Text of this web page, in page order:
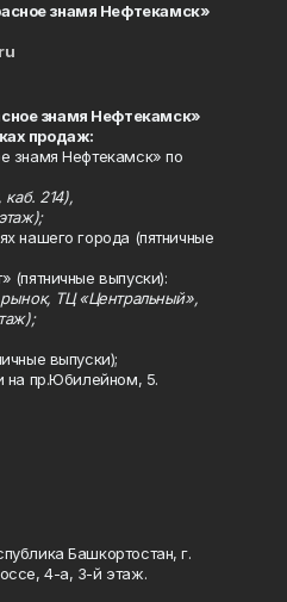
знамя Нефтекамск»
знамя Нефтекамск»
продаж:
знамя Нефтекамск» по
214),
нашего города (пятничные
(пятничные выпуски):
ТЦ «Центральный»,
выпуски);
на пр.Юбилейном, 5.
Башкортостан, г.
4-а, 3-й этаж.